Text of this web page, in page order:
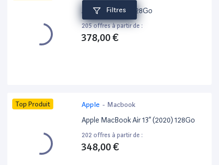
Filtres
Apple iPhone 15 128Go
205 offres à partir de :
378,00 €
Top Produit Apple - Macbook
Apple MacBook Air 13” (2020) 128Go
202 offres à partir de :
348,00 €